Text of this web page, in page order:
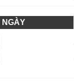
NGÀY